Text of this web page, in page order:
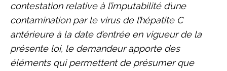
contestation relative à l’imputabilité d’une
contamination par le virus de l’hépatite C
antérieure à la date d’entrée en vigueur de la
présente loi, le demandeur apporte des
éléments qui permettent de présumer que